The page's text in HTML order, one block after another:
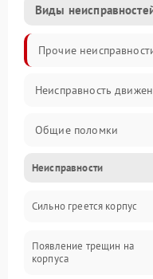
Виды
Прочие
Неисправность
Общие поломки
Неисправность
Неисправность
Проблемы с сигналом
Неисправности
Сильно греется корпус
Появление трещин на
корпуса